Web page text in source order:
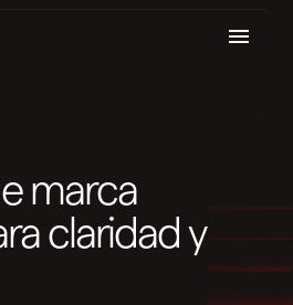
marca
claridad y